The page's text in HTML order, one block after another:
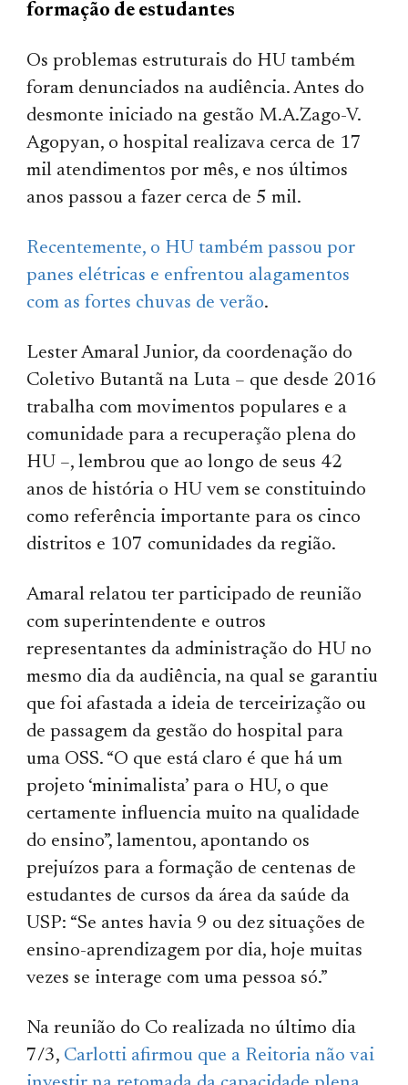
formação de estudantes
Os problemas estruturais do HU também
foram denunciados na audiência. Antes do
desmonte iniciado na gestão M.A.Zago-V.
Agopyan, o hospital realizava cerca de 17
mil atendimentos por mês, e nos últimos
anos passou a fazer cerca de 5 mil.
Recentemente, o HU também passou por
panes elétricas e enfrentou alagamentos
com as fortes chuvas de verão.
Lester Amaral Junior, da coordenação do
Coletivo Butantã na Luta – que desde 2016
trabalha com movimentos populares e a
comunidade para a recuperação plena do
HU –, lembrou que ao longo de seus 42
anos de história o HU vem se constituindo
como referência importante para os cinco
distritos e 107 comunidades da região.
Amaral relatou ter participado de reunião
com superintendente e outros
representantes da administração do HU no
mesmo dia da audiência, na qual se garantiu
que foi afastada a ideia de terceirização ou
de passagem da gestão do hospital para
uma OSS. “O que está claro é que há um
projeto ‘minimalista’ para o HU, o que
certamente influencia muito na qualidade
do ensino”, lamentou, apontando os
prejuízos para a formação de centenas de
estudantes de cursos da área da saúde da
USP: “Se antes havia 9 ou dez situações de
ensino-aprendizagem por dia, hoje muitas
vezes se interage com uma pessoa só.”
Na reunião do Co realizada no último dia
7/3, Carlotti afirmou que a Reitoria não vai